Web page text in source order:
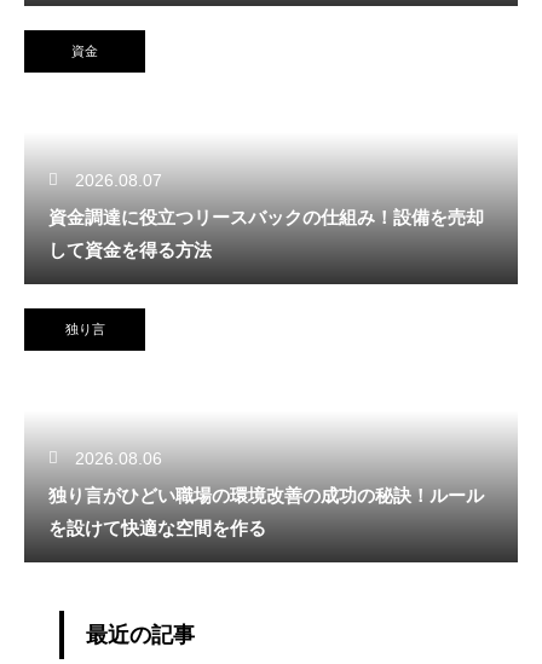
資金
2026.08.07
資金調達に役立つリースバックの仕組み！設備を売却
して資金を得る方法
独り言
2026.08.06
独り言がひどい職場の環境改善の成功の秘訣！ルール
を設けて快適な空間を作る
最近の記事